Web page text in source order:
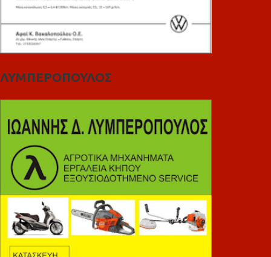
ΛΥΜΠΕΡΟΠΟΥΛΟΣ